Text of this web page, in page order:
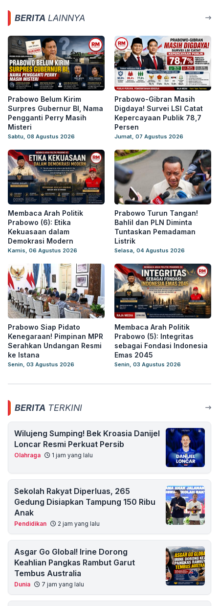
BERITA LAINNYA
Prabowo Belum Kirim
Surpres Gubernur BI, Nama
Pengganti Perry Masih
Misteri
Sabtu, 08 Agustus 2026
Prabowo-Gibran Masih
Digdaya! Survei LSI Catat
Kepercayaan Publik 78,7
Persen
Jumat, 07 Agustus 2026
Membaca Arah Politik
Prabowo (6): Etika
Kekuasaan dalam
Demokrasi Modern
Kamis, 06 Agustus 2026
Prabowo Turun Tangan!
Bahlil dan PLN Diminta
Tuntaskan Pemadaman
Listrik
Selasa, 04 Agustus 2026
Prabowo Siap Pidato
Kenegaraan! Pimpinan MPR
Serahkan Undangan Resmi
ke Istana
Senin, 03 Agustus 2026
Membaca Arah Politik
Prabowo (5): Integritas
sebagai Fondasi Indonesia
Emas 2045
Senin, 03 Agustus 2026
BERITA TERKINI
Wilujeng Sumping! Bek Kroasia Danijel
Loncar Resmi Perkuat Persib
Olahraga 1 jam yang lalu
Sekolah Rakyat Diperluas, 265
Gedung Disiapkan Tampung 150 Ribu
Anak
Pendidikan 2 jam yang lalu
Asgar Go Global! Irine Dorong
Keahlian Pangkas Rambut Garut
Tembus Australia
Dunia 7 jam yang lalu